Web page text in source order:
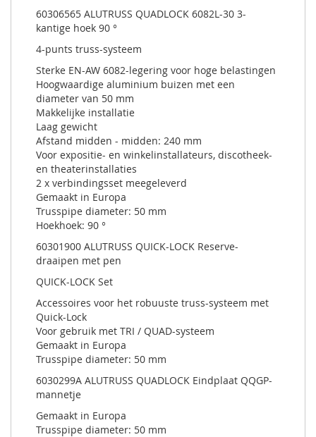
60306565 ALUTRUSS QUADLOCK 6082L-30 3-
kantige hoek 90 °
4-punts truss-systeem
Sterke EN-AW 6082-legering voor hoge belastingen
Hoogwaardige aluminium buizen met een
diameter van 50 mm
Makkelijke installatie
Laag gewicht
Afstand midden - midden: 240 mm
Voor expositie- en winkelinstallateurs, discotheek-
en theaterinstallaties
2 x verbindingsset meegeleverd
Gemaakt in Europa
Trusspipe diameter: 50 mm
Hoekhoek: 90 °
60301900 ALUTRUSS QUICK-LOCK Reserve-
draaipen met pen
QUICK-LOCK Set
Accessoires voor het robuuste truss-systeem met
Quick-Lock
Voor gebruik met TRI / QUAD-systeem
Gemaakt in Europa
Trusspipe diameter: 50 mm
6030299A ALUTRUSS QUADLOCK Eindplaat QQGP-
mannetje
Gemaakt in Europa
Trusspipe diameter: 50 mm